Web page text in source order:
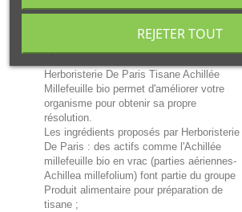
fleuries) participe aussi au maintien du
Cycle menstruel.
Herboristerie De Paris Tisane Achillée
Millefeuille bio permet d'améliorer votre
organisme pour obtenir sa propre
résolution.
Les ingrédients proposés par Herboristerie
De Paris : des actifs comme l'Achillée
millefeuille bio en vrac (parties aériennes-
Achillea millefolium) font partie du groupe
Produit alimentaire pour préparation de
tisane ;
REJETER TOUT